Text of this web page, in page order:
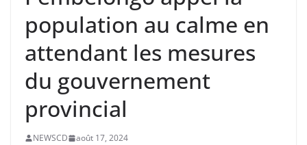
population au calme en
attendant les mesures
du gouvernement
provincial
NEWSCD août 17, 2024